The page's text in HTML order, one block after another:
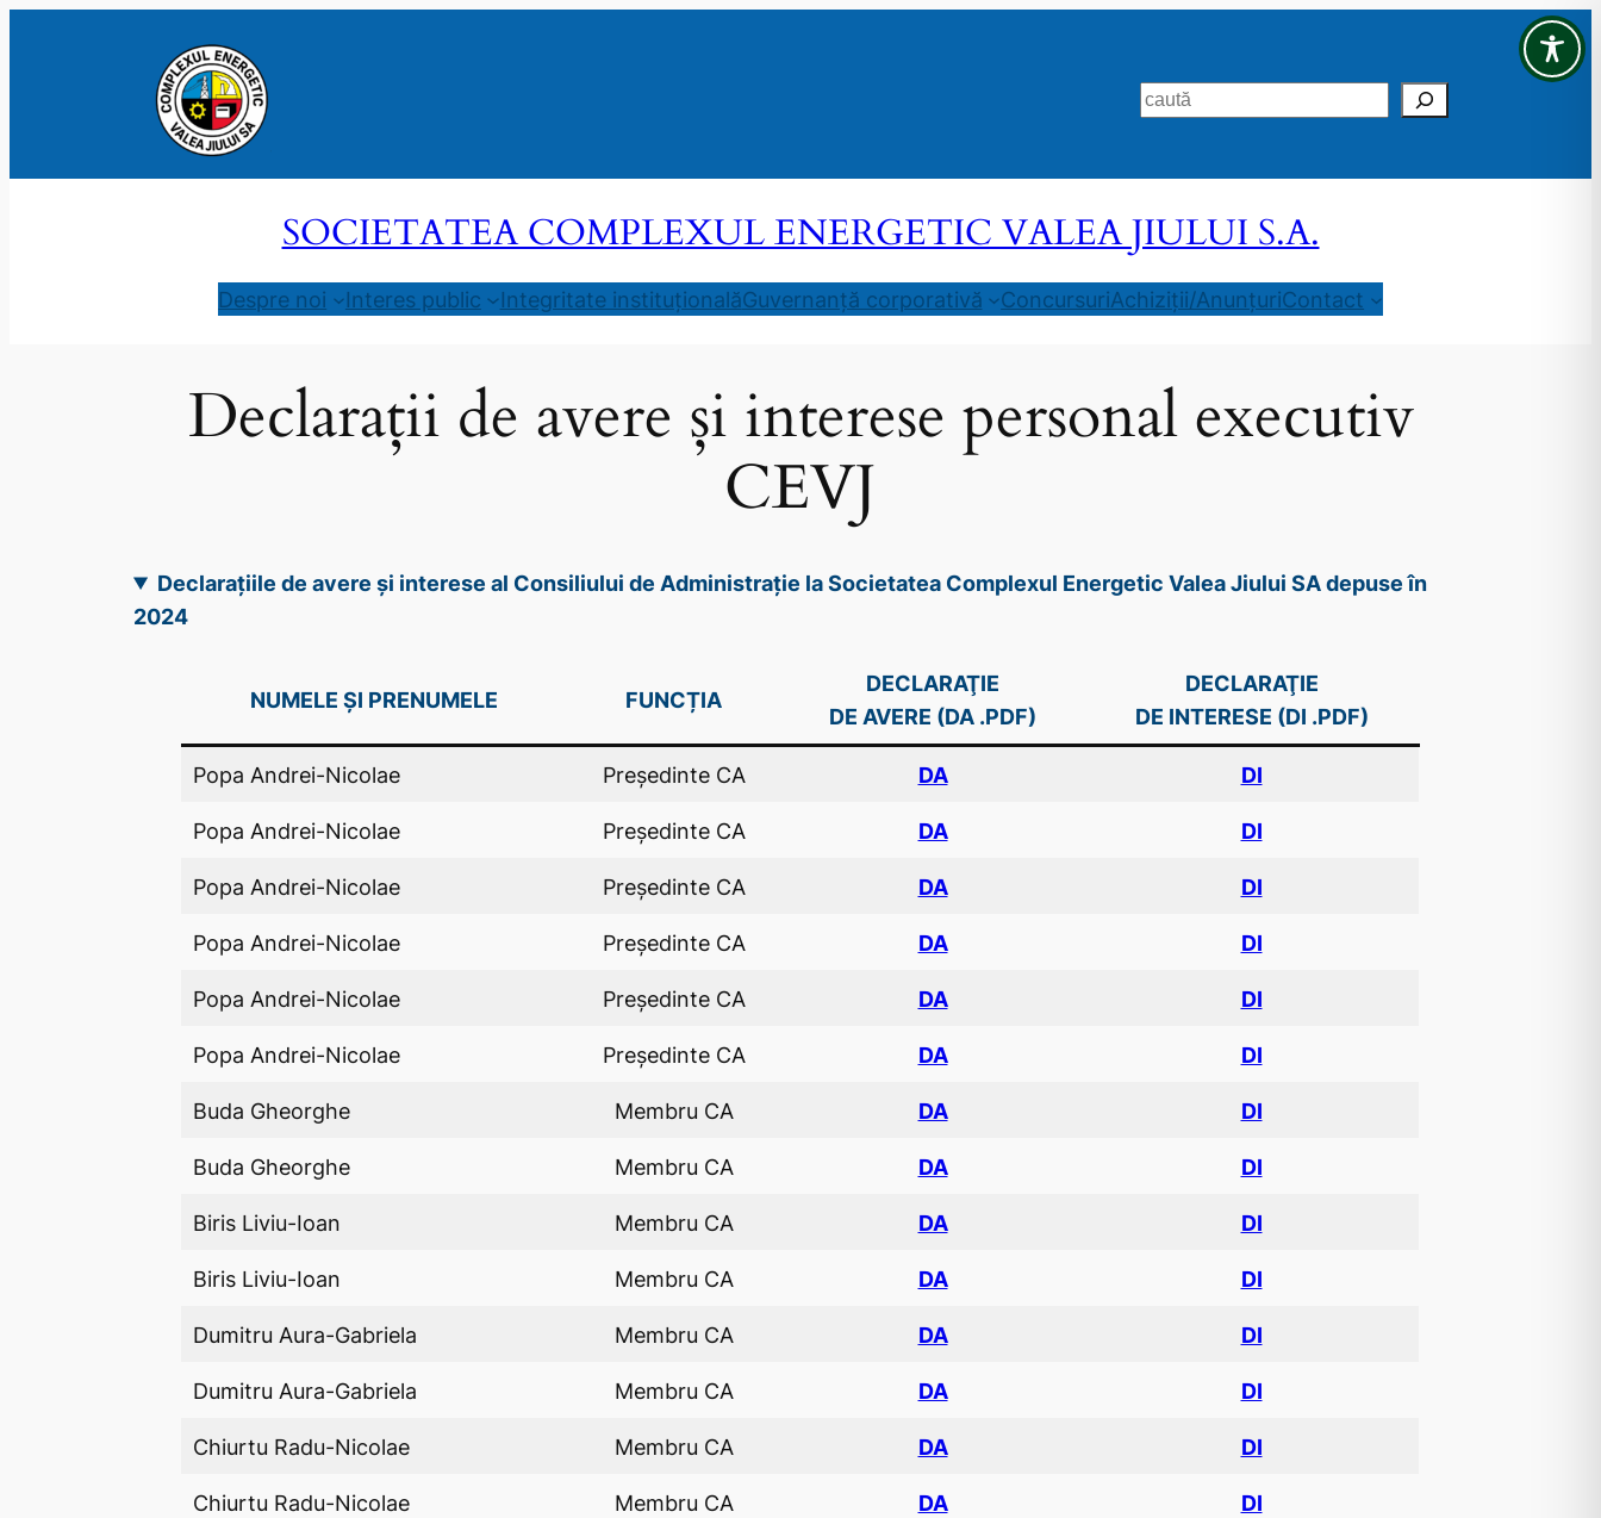
Search
SOCIETATEA COMPLEXUL ENERGETIC VALEA JIULUI S.A.
Despre noi Interes public Integritate instituționalăGuvernanță corporativă ConcursuriAchiziții/AnunțuriContact
Declarații de avere și interese personal executiv
CEVJ
Declarațiile de avere și interese al Consiliului de Administrație la Societatea Complexul Energetic Valea Jiului SA depuse în
2024
NUMELE ȘI PRENUMELE FUNCȚIA
DECLARAŢIE
DE AVERE (DA .PDF)
DECLARAŢIE
DE INTERESE (DI .PDF)
Popa Andrei-Nicolae Preşedinte CA DA DI
Popa Andrei-Nicolae Preşedinte CA DA DI
Popa Andrei-Nicolae Preşedinte CA DA DI
Popa Andrei-Nicolae Preşedinte CA DA DI
Popa Andrei-Nicolae Preşedinte CA DA DI
Popa Andrei-Nicolae Preşedinte CA DA DI
Buda Gheorghe Membru CA DA DI
Buda Gheorghe Membru CA DA DI
Biris Liviu-Ioan Membru CA DA DI
Biris Liviu-Ioan Membru CA DA DI
Dumitru Aura-Gabriela Membru CA DA DI
Dumitru Aura-Gabriela Membru CA DA DI
Chiurtu Radu-Nicolae Membru CA DA DI
Chiurtu Radu-Nicolae Membru CA DA DI